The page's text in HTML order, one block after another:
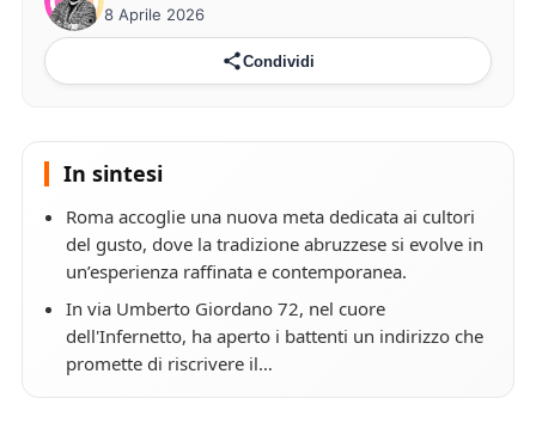
8 Aprile 2026
Condividi
In sintesi
Roma accoglie una nuova meta dedicata ai cultori
del gusto, dove la tradizione abruzzese si evolve in
un’esperienza raffinata e contemporanea.
In via Umberto Giordano 72, nel cuore
dell'Infernetto, ha aperto i battenti un indirizzo che
promette di riscrivere il…